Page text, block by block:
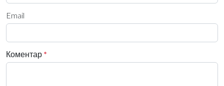
Email
Коментар *